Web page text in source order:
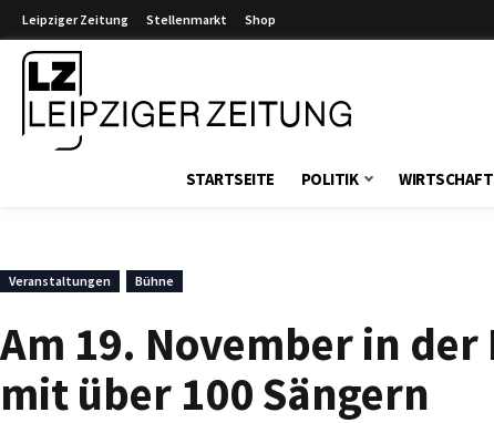
Leipziger Zeitung Stellenmarkt Shop
STARTSEITE POLITIK WIRTSCHAFT
Veranstaltungen Bühne
Am 19. November in
mit über 100 Sängern